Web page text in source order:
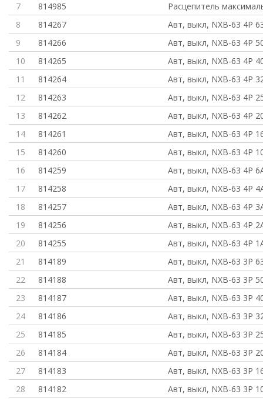
7
814985
Расцепитель
8
814267
Авт, выкл, NXB-63 4P
9
814266
Авт, выкл, NXB-63 4P
10
814265
Авт, выкл, NXB-63 4P
11
814264
Авт, выкл, NXB-63 4P
12
814263
Авт, выкл, NXB-63 4P
13
814262
Авт, выкл, NXB-63 4P
14
814261
Авт, выкл, NXB-63 4P
15
814260
Авт, выкл, NXB-63 4P
16
814259
Авт, выкл, NXB-63 4P
17
814258
Авт, выкл, NXB-63 4P
18
814257
Авт, выкл, NXB-63 4P
19
814256
Авт, выкл, NXB-63 4P
20
814255
Авт, выкл, NXB-63 4P
21
814189
Авт, выкл, NXB-63 3P
22
814188
Авт, выкл, NXB-63 3P
23
814187
Авт, выкл, NXB-63 3P
24
814186
Авт, выкл, NXB-63 3P
25
814185
Авт, выкл, NXB-63 3P
26
814184
Авт, выкл, NXB-63 3P
27
814183
Авт, выкл, NXB-63 3P
28
814182
Авт, выкл, NXB-63 3P